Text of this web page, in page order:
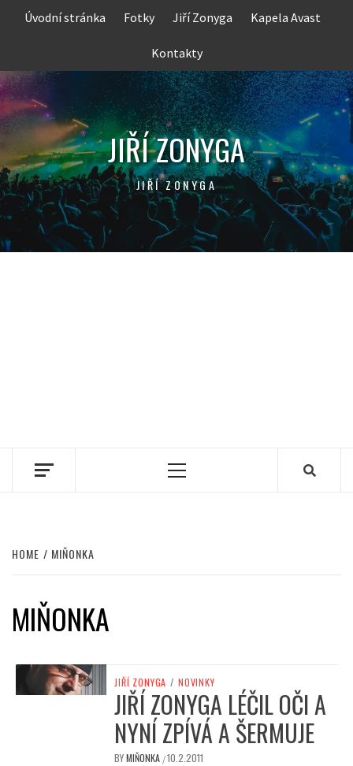
Úvodní stránka Fotky Jiří Zonyga Kapela Avast
Kontakty
JIŘÍ ZONYGA
JIŘÍ ZONYGA
Primary
HOME MIŇONKA
MIŇONKA
JIŘÍ ZONYGA / NOVINKY
JIŘÍ ZONYGA LÉČIL OČI A
NYNÍ ZPÍVÁ A ŠERMUJE
BYMIŇONKA /10.2.2011